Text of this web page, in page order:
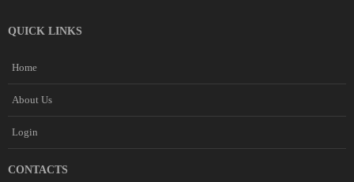
QUICK LINKS
Home
About Us
Login
CONTACTS